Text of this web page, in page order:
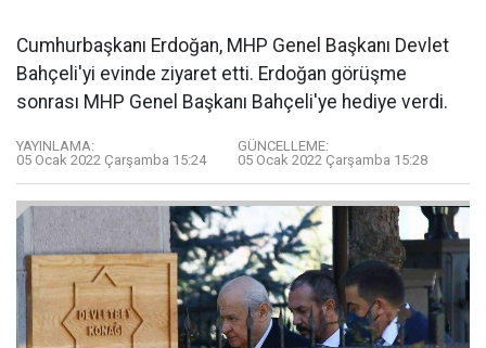
Cumhurbaşkanı Erdoğan, MHP Genel Başkanı Devlet
Bahçeli'yi evinde ziyaret etti. Erdoğan görüşme
sonrası MHP Genel Başkanı Bahçeli'ye hediye verdi.
YAYINLAMA:
05 Ocak 2022 Çarşamba 15:24
GÜNCELLEME:
05 Ocak 2022 Çarşamba 15:28